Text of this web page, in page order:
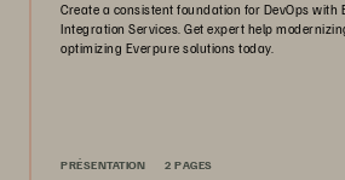
Create a consistent foundation for DevOps with
Integration Services. Get expert help
optimizing Everpure solutions today.
PRÉSENTATION 2 PAGES